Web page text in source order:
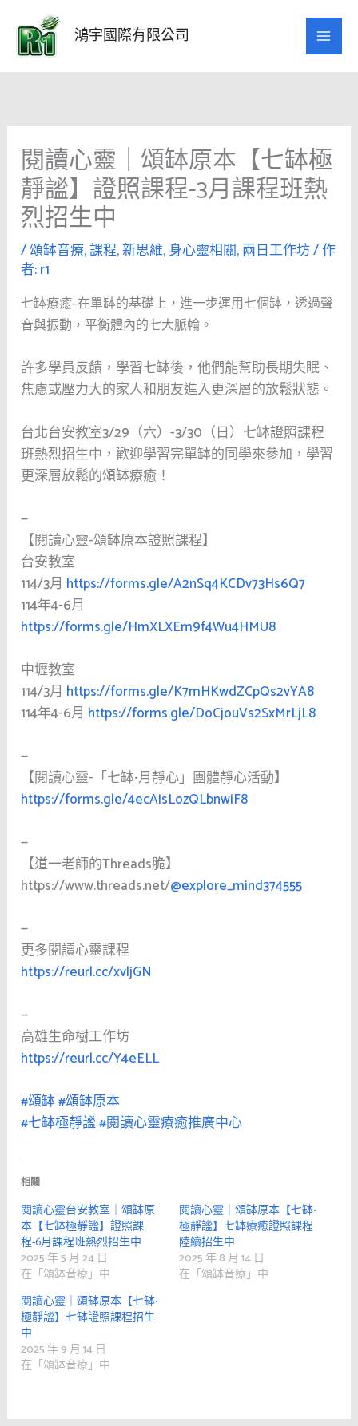
要
鴻宇國際有限公司
閱讀心靈｜頌缽原本【七缽極
靜謐】證照課程-3月課程班熱
烈招生中
/頌缽音療,課程,新思維,身心靈相關,兩日工作坊/ 作
者:r1
七缽療癒–在單缽的基礎上，進一步運用七個缽，透過聲
音與振動，平衡體內的七大脈輪。
許多學員反饋，學習七缽後，他們能幫助長期失眠、
焦慮或壓力大的家人和朋友進入更深層的放鬆狀態。
台北台安教室3/29（六）-3/30（日）七缽證照課程
班熱烈招生中，歡迎學習完單缽的同學來參加，學習
更深層放鬆的頌缽療癒！
—
【閱讀心靈-頌缽原本證照課程】
台安教室
114/3月 https://forms.gle/A2nSq4KCDv73Hs6Q7
114年4-6月
https://forms.gle/HmXLXEm9f4Wu4HMU8
中壢教室
114/3月 https://forms.gle/K7mHKwdZCpQs2vYA8
114年4-6月 https://forms.gle/DoCjouVs2SxMrLjL8
—
【閱讀心靈-「七缽•月靜心」團體靜心活動】
https://forms.gle/4ecAisLozQLbnwiF8
—
【道一老師的Threads脆】
https://www.threads.net/@explore_mind374555
—
更多閱讀心靈課程
https://reurl.cc/xvljGN
—
高雄生命樹工作坊
https://reurl.cc/Y4eELL
#頌缽#頌缽原本
#七缽極靜謐#閱讀心靈療癒推廣中心
相關
閱讀心靈台安教室｜頌缽原
本【七缽極靜謐】證照課
程-6月課程班熱烈招生中
2025 年 5 月 24 日
在「頌缽音療」中
閱讀心靈｜頌缽原本【七缽•
極靜謐】七缽療癒證照課程
陸續招生中
2025 年 8 月 14 日
在「頌缽音療」中
閱讀心靈｜頌缽原本【七缽•
極靜謐】七缽證照課程招生
中
2025 年 9 月 14 日
在「頌缽音療」中